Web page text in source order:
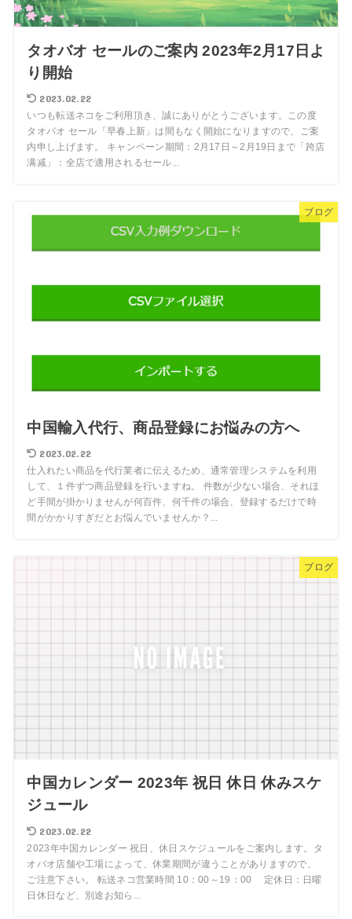
タオバオ セールのご案内 2023年2月17日よ
り開始
2023.02.22
いつも転送ネコをご利用頂き、誠にありがとうございます。この度
タオバオ セール「早春上新」は間もなく開始になりますので、ご案
内申し上げます。 キャンペーン期間：2月17日～2月19日まで「跨店
满减」：全店で適用されるセール...
ブログ
中国輸入代行、商品登録にお悩みの方へ
2023.02.22
仕入れたい商品を代行業者に伝えるため、通常管理システムを利用
して、１件ずつ商品登録を行いますね。 件数が少ない場合、それほ
ど手間が掛かりませんが何百件、何千件の場合、登録するだけで時
間がかかりすぎだとお悩んでいませんか？...
ブログ
中国カレンダー 2023年 祝日 休日 休みスケ
ジュール
2023.02.22
2023年中国カレンダー 祝日、休日スケジュールをご案内します。タ
オバオ店舗や工場によって、休業期間が違うことがありますので、
ご注意下さい。 転送ネコ営業時間 10：00～19：00 定休日：日曜
日休日など、別途お知ら...